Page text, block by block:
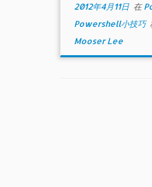
2012年4月11日 在
Powershell小技巧
Mooser Lee